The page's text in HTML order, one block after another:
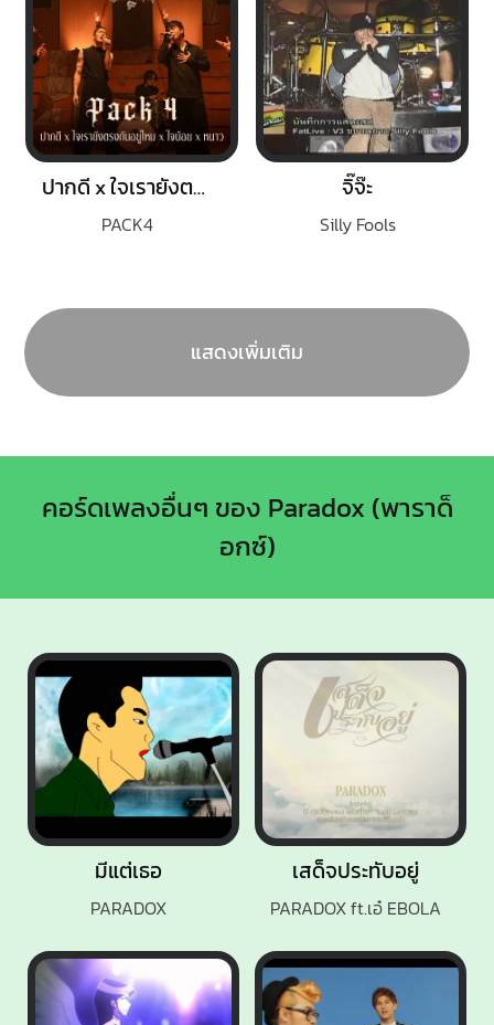
ปากดี x ใจเรายังตรงกันอยู่ไหม x ใจน้อย x หนาว
PACK4
จิ๊จ๊ะ
Silly Fools
แสดงเพิ่มเติม
คอร์ดเพลงอื่นๆ ของ Paradox (พาราด็
อกซ์)
มีแต่เธอ
PARADOX
เสด็จประทับอยู่
PARADOX ft.เอ๋ EBOLA